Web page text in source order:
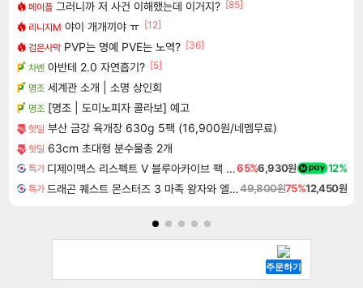
메이플 그러니까 저 사건 이해했는데 이거지? [85]
리니지M 야이 개개끼야 ㅠ [12]
검은사막 PVP는 명예 PVE는 노역? [36]
차벤 아반테 2.0 자연흡기? [5]
명조 세계관 소개 | 소명 상인회
명조 [명조 | 도미노피자 콜라보] 예고
핫딜 부산 금강 육개장 630g 5팩 (16,900원/네멤무료)
핫딜 63cm 초대형 분수물총 2개
특가 디제이맥스 리스펙트 V 블루아카이브 팩 DJMAX RESPECT V Blue Archive Pack DLC65%6,930원 12%
특가 드래곤 퀘스트 몬스터즈 3 마족 왕자와 엘프의 여행 Dragon Quest Monsters The Dark Prince49,800원75%12,450원